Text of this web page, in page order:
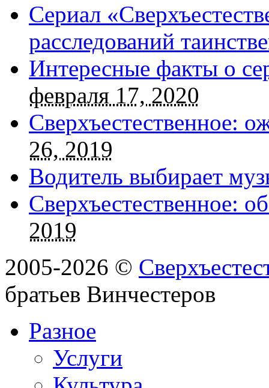
Сериал
расследований
Интересные факты о
февраля 17, 2020
Сверхъестественное:
26, 2019
Водитель выбирает
Сверхъестественное:
2019
2005-2026 ©
братьев Винчестеров
Разное
Услуги